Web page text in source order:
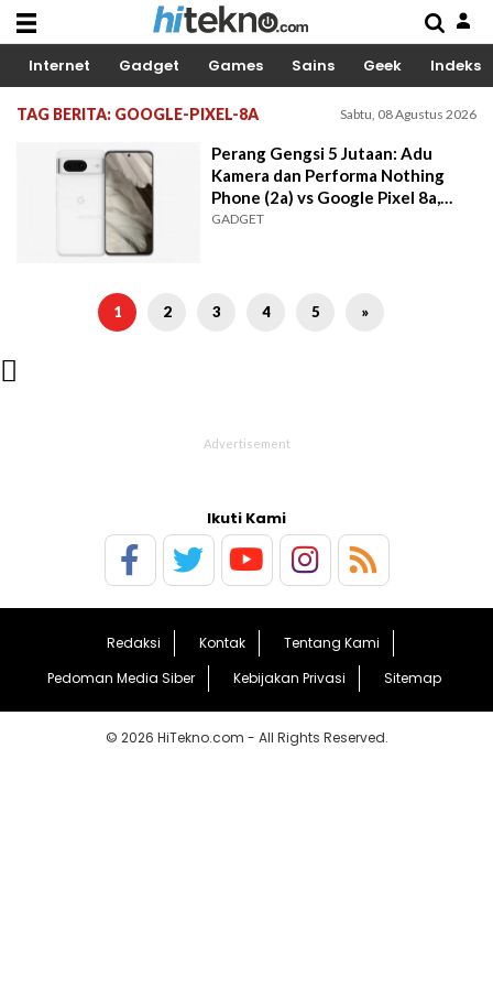
Internet Gadget Games Sains Geek Indeks
TAG BERITA: GOOGLE-PIXEL-8A Sabtu, 08 Agustus 2026
Perang Gengsi 5 Jutaan: Adu
Kamera dan Performa Nothing
Phone (2a) vs Google Pixel 8a,
Siapa Pemenangnya?
GADGET
1 2 3 4 5 »

Ikuti Kami
Redaksi Kontak
Tentang Kami
Pedoman Media Siber
Kebijakan Privasi Sitemap
© 2026 HiTekno.com - All Rights Reserved.